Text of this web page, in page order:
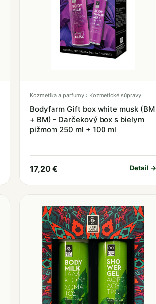
Kozmetika a parfumy › Kozmetické súpravy
Bodyfarm Gift box white musk (BM
+ BM) - Darčekový box s bielym
pižmom 250 ml + 100 ml
17,20 € Detail →